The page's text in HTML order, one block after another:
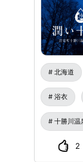
ワクワクす
浴衣コン
ント」を開催!! 数量限定（20個）の
（直径約
は甚平で
円券（お
ん、普段着で
まで楽し
思い出を
北海道
浴衣
十勝川温
2